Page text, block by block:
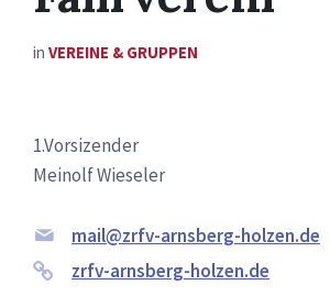
in VEREINE & GRUPPEN
1.Vorsizender
Meinolf Wieseler
mail@zrfv-arnsberg-holzen.de
zrfv-arnsberg-holzen.de